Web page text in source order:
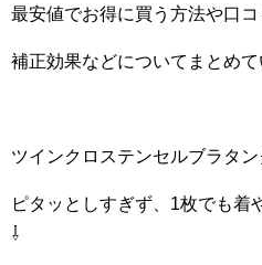
最安値でお得に買う方法や口コ
補正効果などについてまとめて
ツインクロステンセルブラタ
ピタッとしすぎず、1枚でも着
⇩